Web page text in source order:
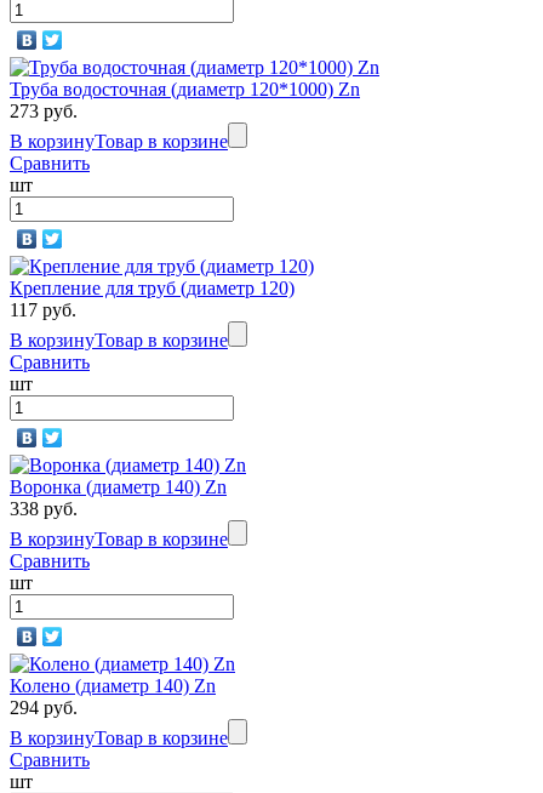
Труба водосточная (диаметр 120*1000) Zn
273 руб.
В корзинуТовар в корзине
Сравнить
шт
Крепление для труб (диаметр 120)
117 руб.
В корзинуТовар в корзине
Сравнить
шт
Воронка (диаметр 140) Zn
338 руб.
В корзинуТовар в корзине
Сравнить
шт
Колено (диаметр 140) Zn
294 руб.
В корзинуТовар в корзине
Сравнить
шт